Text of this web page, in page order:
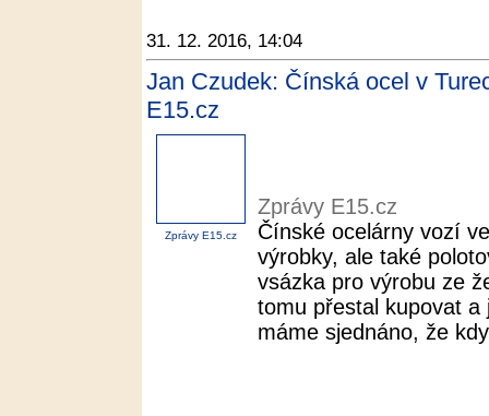
31. 12. 2016, 14:04
Jan Czudek: Čínská ocel v
E15.cz
Zprávy E15.cz
Zprávy E15.cz
Čínské ocelárny vozí
výrobky, ale také
vsázka pro výrobu ze
tomu přestal kupovat a
máme sjednáno, že